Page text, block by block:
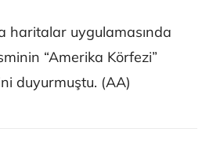
haritalar uygulamasında
“Amerika Körfezi”
duyurmuştu. (AA)